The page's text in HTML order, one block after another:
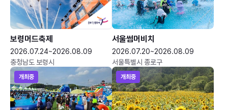
보령머드축제
2026.07.24~2026.08.09
충청남도 보령시
서울썸머비치
2026.07.20~2026.08.09
서울특별시 종로구
개최중 개최중